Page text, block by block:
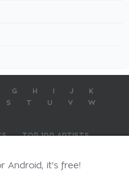
G H J
K
S T U V
W
TOP 100 ARTISTS
Rights ReservedPrivacy Policy
Android, it's free!